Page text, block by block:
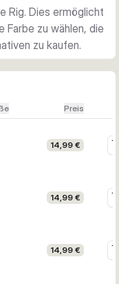
Rig. Dies ermöglicht
Farbe zu wählen, die
zu kaufen.
Preis
14,99 €
14,99 €
14,99 €